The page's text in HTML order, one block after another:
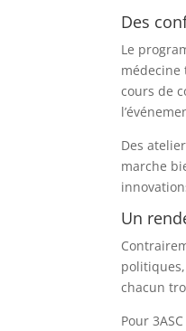
Des
Le
médecine
cours de
Des
marche
Un
chacun
Pour